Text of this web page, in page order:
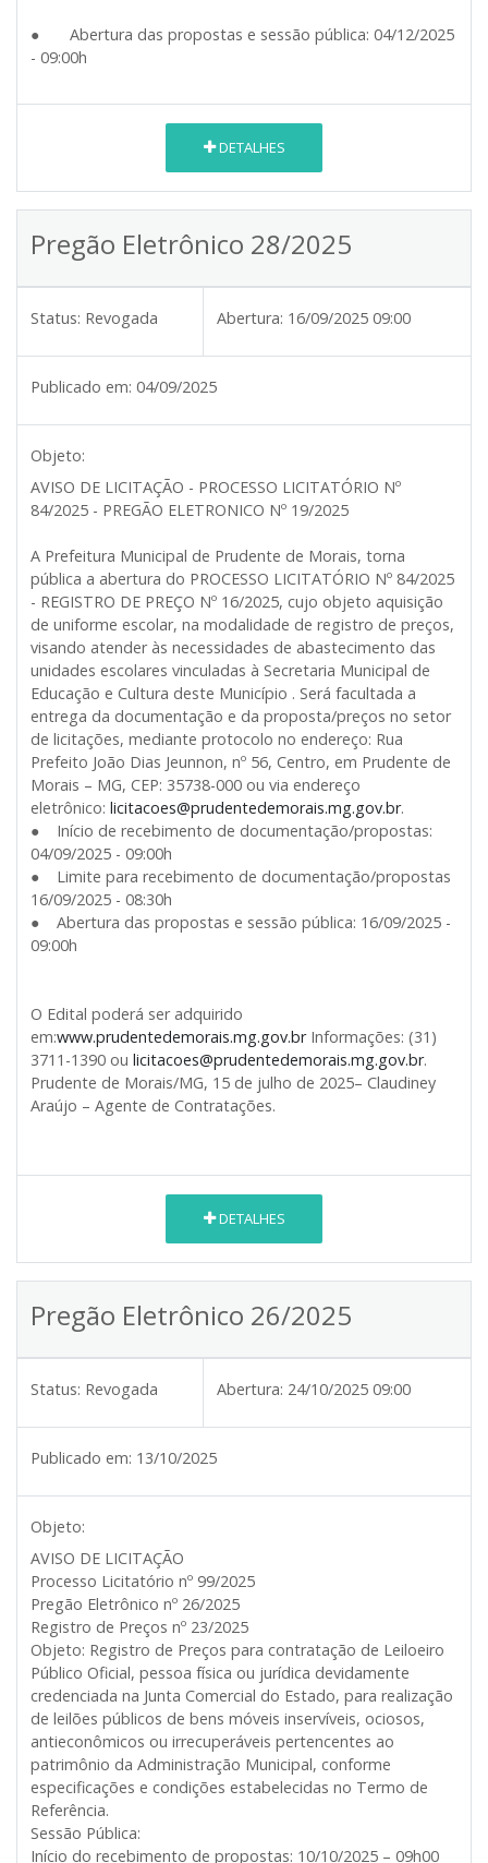
● Abertura das propostas e sessão pública: 04/12/2025
- 09:00h
DETALHES
Pregão Eletrônico 28/2025
Status: Revogada Abertura: 16/09/2025 09:00
Publicado em: 04/09/2025
Objeto:
AVISO DE LICITAÇÃO - PROCESSO LICITATÓRIO Nº
84/2025 - PREGÃO ELETRONICO Nº 19/2025
A Prefeitura Municipal de Prudente de Morais, torna
pública a abertura do PROCESSO LICITATÓRIO Nº 84/2025
- REGISTRO DE PREÇO Nº 16/2025, cujo objeto aquisição
de uniforme escolar, na modalidade de registro de preços,
visando atender às necessidades de abastecimento das
unidades escolares vinculadas à Secretaria Municipal de
Educação e Cultura deste Município . Será facultada a
entrega da documentação e da proposta/preços no setor
de licitações, mediante protocolo no endereço: Rua
Prefeito João Dias Jeunnon, nº 56, Centro, em Prudente de
Morais – MG, CEP: 35738-000 ou via endereço
eletrônico: licitacoes@prudentedemorais.mg.gov.br.
● Início de recebimento de documentação/propostas:
04/09/2025 - 09:00h
● Limite para recebimento de documentação/propostas
16/09/2025 - 08:30h
● Abertura das propostas e sessão pública: 16/09/2025 -
09:00h
O Edital poderá ser adquirido
em:www.prudentedemorais.mg.gov.brInformações: (31)
3711-1390 ou licitacoes@prudentedemorais.mg.gov.br.
Prudente de Morais/MG, 15 de julho de 2025– Claudiney
Araújo – Agente de Contratações.
DETALHES
Pregão Eletrônico 26/2025
Status: Revogada Abertura: 24/10/2025 09:00
Publicado em: 13/10/2025
Objeto:
AVISO DE LICITAÇÃO
Processo Licitatório nº 99/2025
Pregão Eletrônico nº 26/2025
Registro de Preços nº 23/2025
Objeto: Registro de Preços para contratação de Leiloeiro
Público Oficial, pessoa física ou jurídica devidamente
credenciada na Junta Comercial do Estado, para realização
de leilões públicos de bens móveis inservíveis, ociosos,
antieconômicos ou irrecuperáveis pertencentes ao
patrimônio da Administração Municipal, conforme
especificações e condições estabelecidas no Termo de
Referência.
Sessão Pública:
Início do recebimento de propostas: 10/10/2025 – 09h00